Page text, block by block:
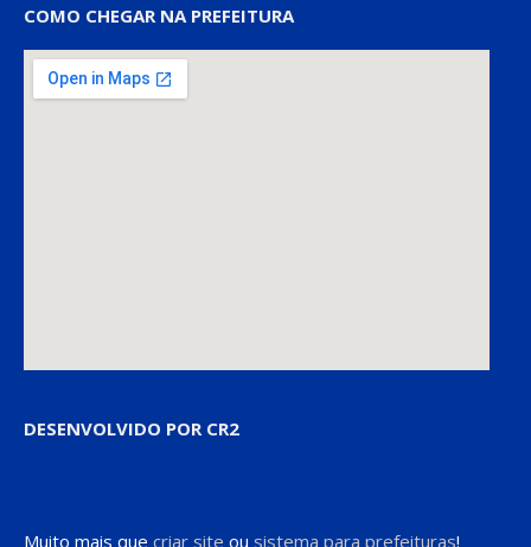
COMO CHEGAR NA PREFEITURA
DESENVOLVIDO POR CR2
Muito mais que criar site ou sistema para prefeituras!